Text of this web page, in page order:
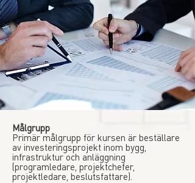
Målgrupp
Primär målgrupp för kursen är beställare
av investeringsprojekt inom bygg,
infrastruktur och anläggning
(programledare, projektchefer,
projektledare, beslutsfattare).